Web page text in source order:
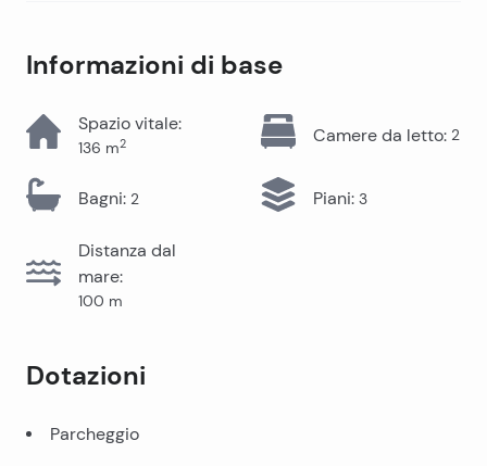
Informazioni di base
Spazio vitale:
136 m2 Camere da letto: 2
Bagni: 2 Piani: 3
Distanza dal
mare:
100 m
Dotazioni
Parcheggio